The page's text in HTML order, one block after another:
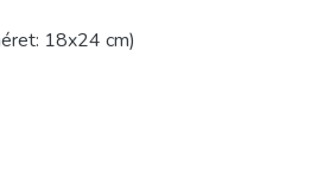
18x24 cm)